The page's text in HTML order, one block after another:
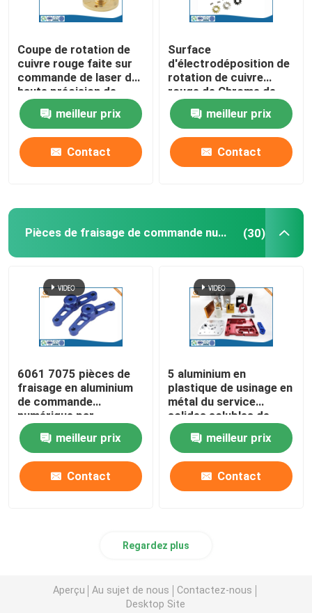
Coupe de rotation de
cuivre rouge faite sur
commande de laser de
haute précision de
service de commande
numérique par
ordinateur
meilleur prix
Contact
Surface
d'électrodéposition de
rotation de cuivre
rouge de Chrome de
pièces de commande
numérique par
ordinateur de haute
précision
meilleur prix
Contact
Pièces de fraisage de commande numérique par ordinateur (30)
6061 7075 pièces de
fraisage en aluminium
de commande
numérique par
ordinateur pour le peu
de peinture de machine
meilleur prix
Contact
5 aluminium en
plastique de usinage en
métal du service
solides solubles de
tour de commande
numérique par
ordinateur d'axe
meilleur prix
Contact
Regardez plus
Aperçu Au sujet de nous
Contactez-nous
Desktop Site